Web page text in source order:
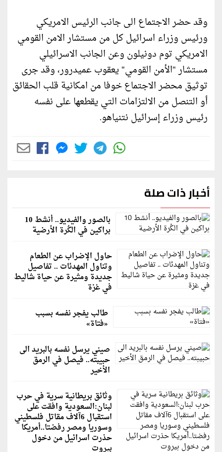
وقد حضر الاجتماع الى جانب الرئيس الامريكي
ورئيس وزراء اسرائيل كل من مستشار الامن القومي
الامريكي توم دونيلون وعن الجانب الاسرائيلي
مستشار "الأمن القومي" يعقوب عميدرور، وقد جرى
توثيق محضر الاجتماع خوفا من امكانية قلب الحقائق
أو التنصل من الالتزامات التي يقطعها على نفسه
رئيس وزراء إسرائيل نتنياهو.
أخبار ذات صلة
بالصور والفيديو.. أنشط 10
براكين في الكُرة الأرضية
حاول الإضراب عن الطعام
وتناول المهدئات .. تفاصيل
جديدة ومثيرة عن حياة شاليط
في غزة
طالب يفجر نفسه بسبب
«فتاة»
صيني يرسل نفسه بالبريد الى
حبيبته.. فيصل في الرمق
الأخير
وثائق بريطانية سرية في حرب
لبنان:السعودية وافقت على
استقبال 6آلاف مقاتل فلسطيني
وسوريا ومصر رفضتا..أمريكا
حذرت اسرائيل من دخول
بيروت